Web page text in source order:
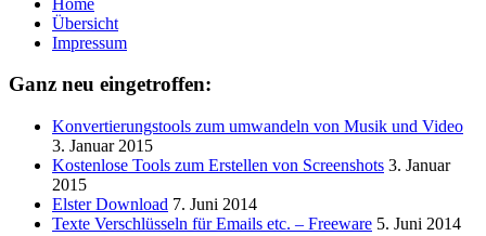
Übersicht
Impressum
Ganz neu eingetroffen:
Konvertierungstools zum umwandeln von Musik und Video
3. Januar 2015
Kostenlose Tools zum Erstellen von Screenshots 3. Januar
2015
Elster Download 7. Juni 2014
Texte Verschlüsseln für Emails etc. – Freeware 5. Juni 2014